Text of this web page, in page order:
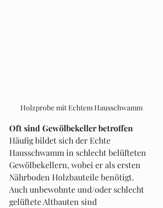
Holzprobe mit Echtem Hausschwamm
Oft sind Gewölbekeller betroffen
Häufig bildet sich der Echte
Hausschwamm in schlecht belüfteten
Gewölbekellern, wobei er als ersten
Nährboden Holzbauteile benötigt.
Auch unbewohnte und/oder schlecht
gelüftete Altbauten sind